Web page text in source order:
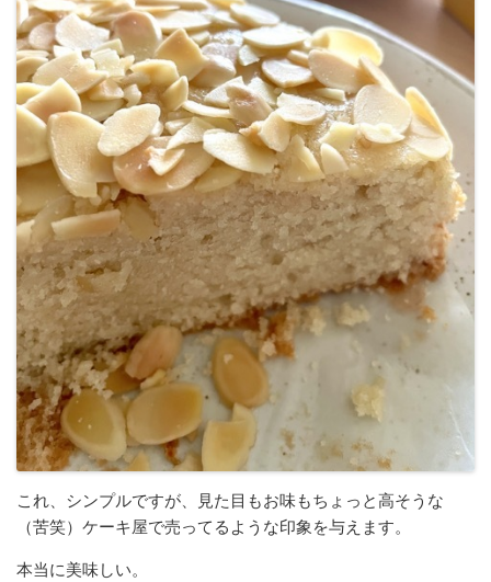
これ、シンプルですが、見た目もお味もちょっと高そうな
（苦笑）ケーキ屋で売ってるような印象を与えます。
本当に美味しい。